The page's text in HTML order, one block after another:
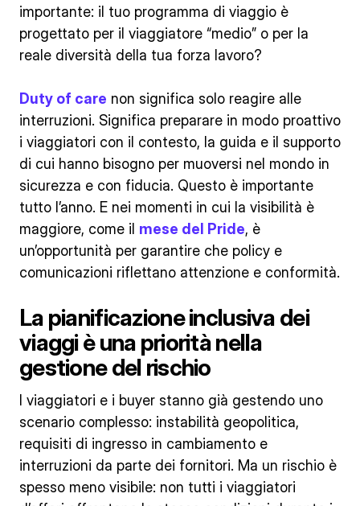
importante: il tuo programma di viaggio è
progettato per il viaggiatore “medio” o per la
reale diversità della tua forza lavoro?
Duty of care non significa solo reagire alle
interruzioni. Significa preparare in modo proattivo
i viaggiatori con il contesto, la guida e il supporto
di cui hanno bisogno per muoversi nel mondo in
sicurezza e con fiducia. Questo è importante
tutto l’anno. E nei momenti in cui la visibilità è
maggiore, come il mese del Pride, è
un’opportunità per garantire che policy e
comunicazioni riflettano attenzione e conformità.
La pianificazione inclusiva dei
viaggi è una priorità nella
gestione del rischio
I viaggiatori e i buyer stanno già gestendo uno
scenario complesso: instabilità geopolitica,
requisiti di ingresso in cambiamento e
interruzioni da parte dei fornitori. Ma un rischio è
spesso meno visibile: non tutti i viaggiatori